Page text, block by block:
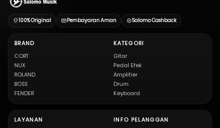
100% Original Pembayaran Aman Salomo Cashback
BRAND
CORT
NUX
ROLAND
BOSS
FENDER
KATEGORI
Gitar
Pedal Efek
Amplifier
Drum
Keyboard
LAYANAN
INFO PELANGGAN